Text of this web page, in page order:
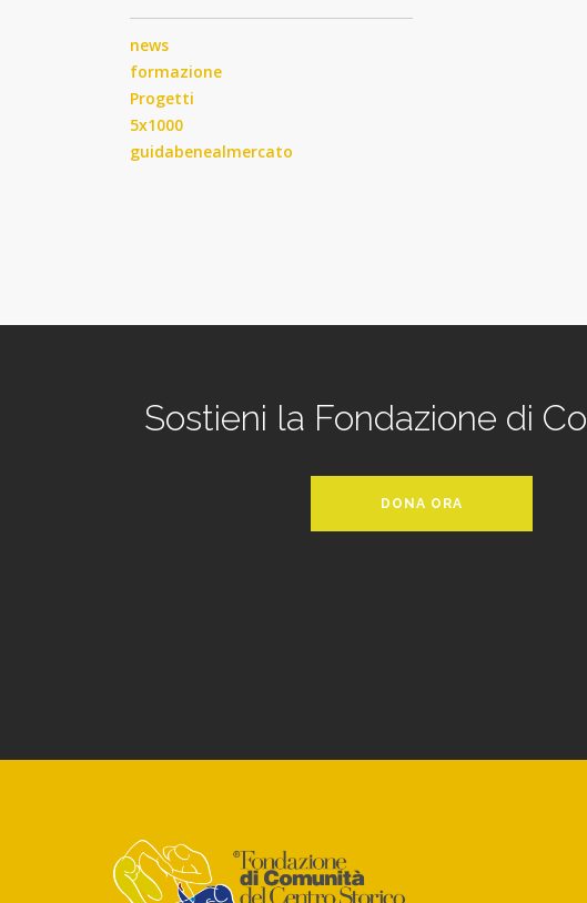
news
formazione
Progetti
5x1000
guidabenealmercato
Sostieni la Fondazione di
DONA ORA